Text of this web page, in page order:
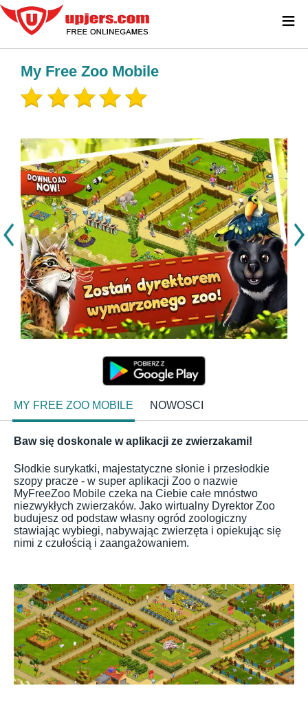
My Free Zoo Mobile
MY FREE ZOO MOBILE NOWOSCI
Baw się doskonale w aplikacji ze zwierzakami!
Słodkie surykatki, majestatyczne słonie i przesłodkie
szopy pracze - w super aplikacji Zoo o nazwie
MyFreeZoo Mobile czeka na Ciebie całe mnóstwo
niezwykłych zwierzaków. Jako wirtualny Dyrektor Zoo
budujesz od podstaw własny ogród zoologiczny
stawiając wybiegi, nabywając zwierzęta i opiekując się
nimi z czułością i zaangażowaniem.
≡